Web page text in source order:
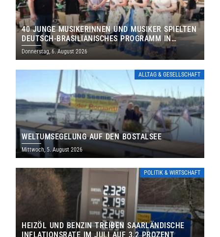
40 JUNGE MUSIKERINNEN UND MUSIKER SPIELTEN
DEUTSCH-BRASILIANISCHES PROGRAMM IN
THOLEY
Donnerstag, 6. August 2026
ALLTAG & GESELLSCHAFT
WELTUMSEGELUNG AUF DEN BOSTALSEE
Mittwoch, 5. August 2026
POLITIK & WIRTSCHAFT
HEIZÖL UND BENZIN TREIBEN SAARLÄNDISCHE
INFLATIONSRATE IM JULI AUF 3,2 PROZENT